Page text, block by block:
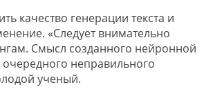
качество генерации текста и
«Следует внимательно
Смысл созданного нейронной
очередного неправильного
ученый.